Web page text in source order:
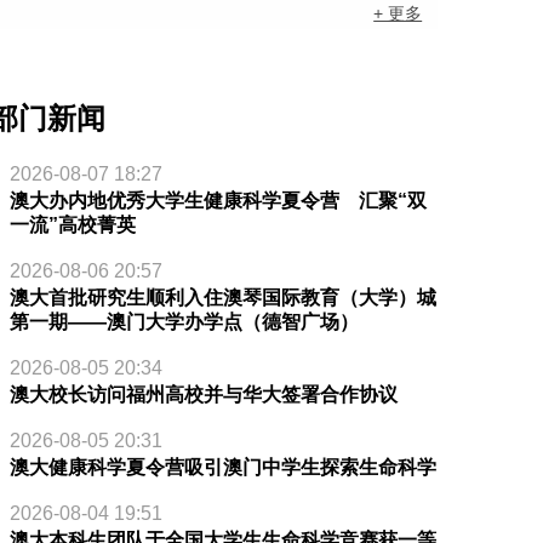
+ 更多
门新闻
2026-08-07 18:27
澳大办内地优秀大学生健康科学夏令营 汇聚“双
一流”高校菁英
2026-08-06 20:57
澳大首批研究生顺利入住澳琴国际教育（大学）城
第一期——澳门大学办学点（德智广场）
2026-08-05 20:34
澳大校长访问福州高校并与华大签署合作协议
2026-08-05 20:31
澳大健康科学夏令营吸引澳门中学生探索生命科学
2026-08-04 19:51